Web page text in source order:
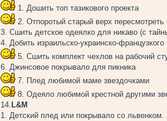
1. Дошить топ тазикового проекта
2. Отпоротый старый верх
3. Сшить детское одеялко для никаво (с
4. Добить израильско-украинско-
5. Сшить комплект чехлов на рабочий
6. Джинсовое покрывало для пикника
7. Плед любимой маме звездочками
8. Одеяло любимой крестной другими
14. L&M
1. Детский плед или покрывало со львенком.